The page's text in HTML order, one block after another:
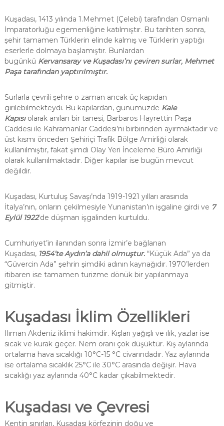
Kuşadası, 1413 yılında 1.Mehmet (Çelebi) tarafından Osmanlı
İmparatorluğu egemenliğine katılmıştır. Bu tarihten sonra,
şehir tamamen Türklerin elinde kalmış ve Türklerin yaptığı
eserlerle dolmaya başlamıştır. Bunlardan
bugünkü Kervansaray ve Kuşadası’nı çeviren surlar, Mehmet
Paşa tarafından yaptırılmıştır.
Surlarla çevrili şehre o zaman ancak üç kapıdan
girilebilmekteydi. Bu kapılardan, günümüzde Kale
Kapısıolarak anılan bir tanesi, Barbaros Hayrettin Paşa
Caddesi ile Kahramanlar Caddesi’ni birbirinden ayırmaktadır ve
üst kısmı önceden Şehiriçi Trafik Bölge Amirliği olarak
kullanılmıştır, fakat şimdi Olay Yeri İnceleme Büro Amirliği
olarak kullanılmaktadır. Diğer kapılar ise bugün mevcut
değildir.
Kuşadası, Kurtuluş Savaşı’nda 1919-1921 yılları arasında
İtalya’nın, onların çekilmesiyle Yunanistan’ın işgaline girdi ve 7
Eylül 1922‘de düşman işgalinden kurtuldu.
Cumhuriyet’in ilanından sonra İzmir’e bağlanan
Kuşadası, 1954’te Aydın’a dahil olmuştur.“Küçük Ada” ya da
“Güvercin Ada” şehrin şimdiki adının kaynağıdır. 1970’lerden
itibaren ise tamamen turizme dönük bir yapılanmaya
gitmiştir.
Kuşadası İklim Özellikleri
Ilıman Akdeniz iklimi hakimdir. Kışları yağışlı ve ılık, yazlar ise
sıcak ve kurak geçer. Nem oranı çok düşüktür. Kış aylarında
ortalama hava sıcaklığı 10°C-15 °C civarındadır. Yaz aylarında
ise ortalama sıcaklık 25°C ile 30°C arasında değişir. Hava
sıcaklığı yaz aylarında 40°C kadar çıkabilmektedir.
Kuşadası ve Çevresi
Kentin sınırları, Kuşadası körfezinin doğu ve